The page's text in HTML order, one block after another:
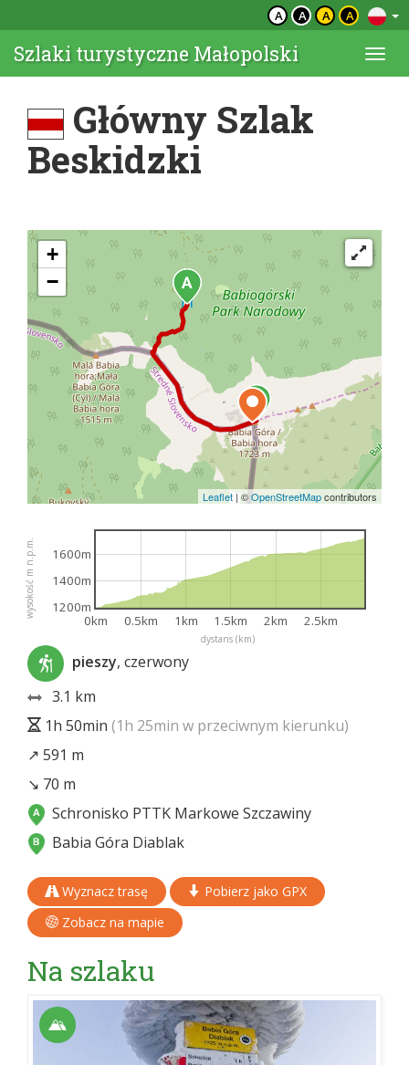
A A A A
Szlaki turystyczne Małopolski
Główny Szlak
Beskidzki
+
−
Leaflet | ©OpenStreetMapcontributors
dystans (km)
wysokość m n.p.m.
0km 0.5km 1km 1.5km 2km 2.5km
1200m
1400m
1600m
pieszy, czerwony
3.1 km
1h 50min (1h 25min w przeciwnym kierunku)
↗ 591 m
↘ 70 m
Schronisko PTTK Markowe Szczawiny
Babia Góra Diablak
Wyznacz trasę
Pobierz jako GPX
Zobacz na mapie
Na szlaku